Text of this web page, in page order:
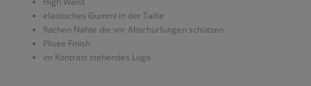
elastisches Gummi in der Taille
flachen Nähte die vor Abschürfungen schützen
Plisee Finish
im Kontrast stehendes Logo